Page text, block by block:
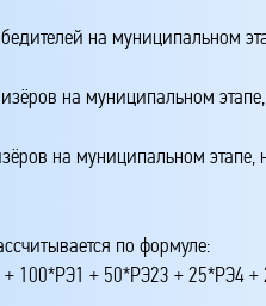
на муниципальном
на муниципальном
на муниципальном
по формуле:
+ 100*РЭ1 + 50*РЭ23 +